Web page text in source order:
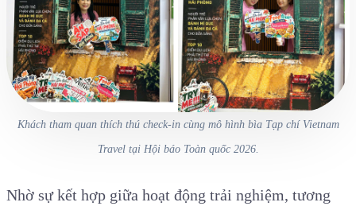
Khách tham quan thích thú check-in cùng mô hình bìa Tạp chí Vietnam
Travel tại Hội báo Toàn quốc 2026.
Nhờ sự kết hợp giữa hoạt động trải nghiệm, tương